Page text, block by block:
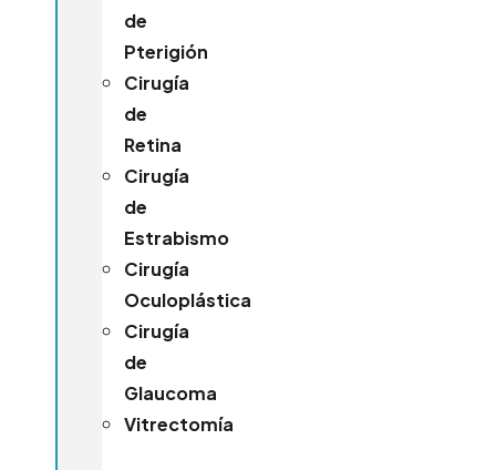
de
Pterigión
Cirugía
de
Retina
Cirugía
de
Estrabismo
Cirugía
Oculoplástica
Cirugía
de
Glaucoma
Vitrectomía